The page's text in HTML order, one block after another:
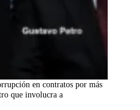
en contratos por más
que involucra a